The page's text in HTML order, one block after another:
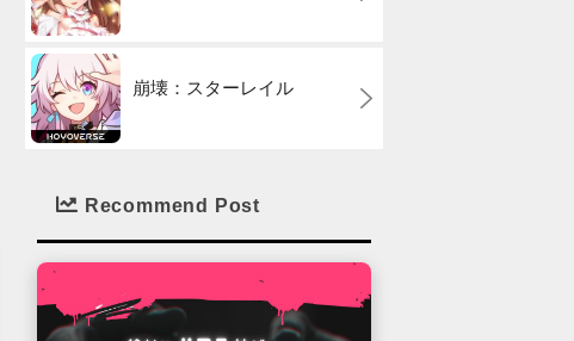
崩壊：スターレイル
Recommend Post